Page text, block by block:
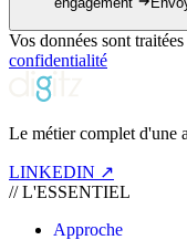
Vos données sont
confidentialité
Le métier complet d'une
LINKEDIN ↗
//L'ESSENTIEL
Approche